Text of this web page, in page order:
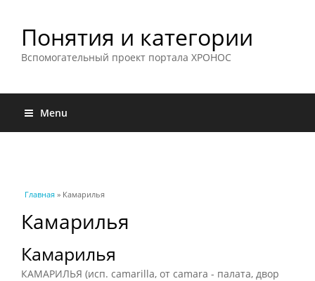
Понятия и категории
Вспомогательный проект портала ХРОНОС
Menu
Вы здесь
Главная » Камарилья
Камарилья
Камарилья
КАМАРИЛЬЯ (исп. camarilla, от camara - палата, двор